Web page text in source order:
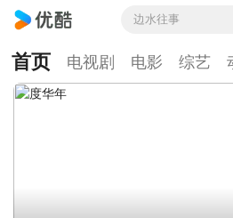
边水往事
首页 电视剧 电影 综艺